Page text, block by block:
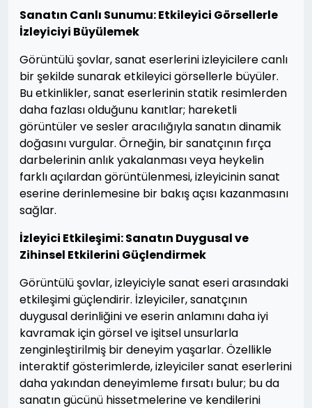
Sanatın Canlı Sunumu: Etkileyici Görsellerle
İzleyiciyi Büyülemek
Görüntülü şovlar, sanat eserlerini izleyicilere canlı
bir şekilde sunarak etkileyici görsellerle büyüler.
Bu etkinlikler, sanat eserlerinin statik resimlerden
daha fazlası olduğunu kanıtlar; hareketli
görüntüler ve sesler aracılığıyla sanatın dinamik
doğasını vurgular. Örneğin, bir sanatçının fırça
darbelerinin anlık yakalanması veya heykelin
farklı açılardan görüntülenmesi, izleyicinin sanat
eserine derinlemesine bir bakış açısı kazanmasını
sağlar.
İzleyici Etkileşimi: Sanatın Duygusal ve
Zihinsel Etkilerini Güçlendirmek
Görüntülü şovlar, izleyiciyle sanat eseri arasındaki
etkileşimi güçlendirir. İzleyiciler, sanatçının
duygusal derinliğini ve eserin anlamını daha iyi
kavramak için görsel ve işitsel unsurlarla
zenginleştirilmiş bir deneyim yaşarlar. Özellikle
interaktif gösterimlerde, izleyiciler sanat eserlerini
daha yakından deneyimleme fırsatı bulur; bu da
sanatın gücünü hissetmelerine ve kendilerini